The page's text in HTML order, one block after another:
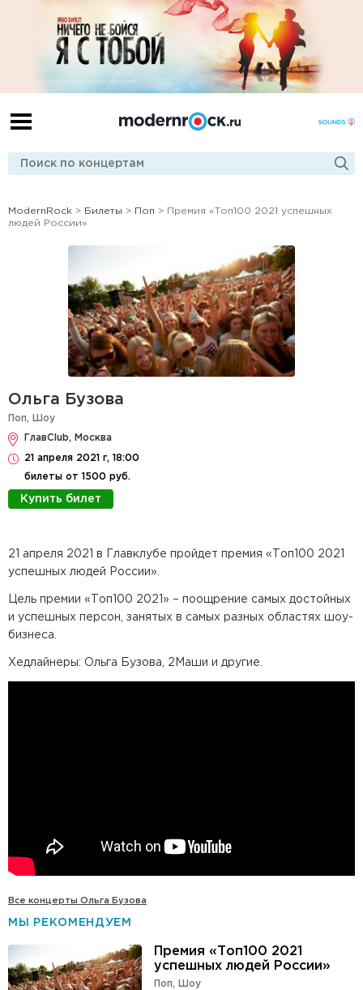
ModernRock > Билеты > Поп > Премия «Топ100 2021 успешных
людей России»
Ольга Бузова
Поп, Шоу
ГлавClub, Москва
21 апреля 2021 г, 18:00
билеты от 1500 руб.
Купить билет
21 апреля 2021 в Главклубе пройдет премия «Топ100 2021
успешных людей России».
Цель премии «Топ100 2021» – поощрение самых достойных
и успешных персон, занятых в самых разных областях шоу-
бизнеса.
Хедлайнеры: Ольга Бузова, 2Маши и другие.
Все концерты Ольга Бузова
МЫ РЕКОМЕНДУЕМ
Премия «Топ100 2021
успешных людей России»
Поп,
Шоу